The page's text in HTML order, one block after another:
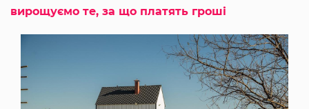
вирощуємо те, за що платять гроші